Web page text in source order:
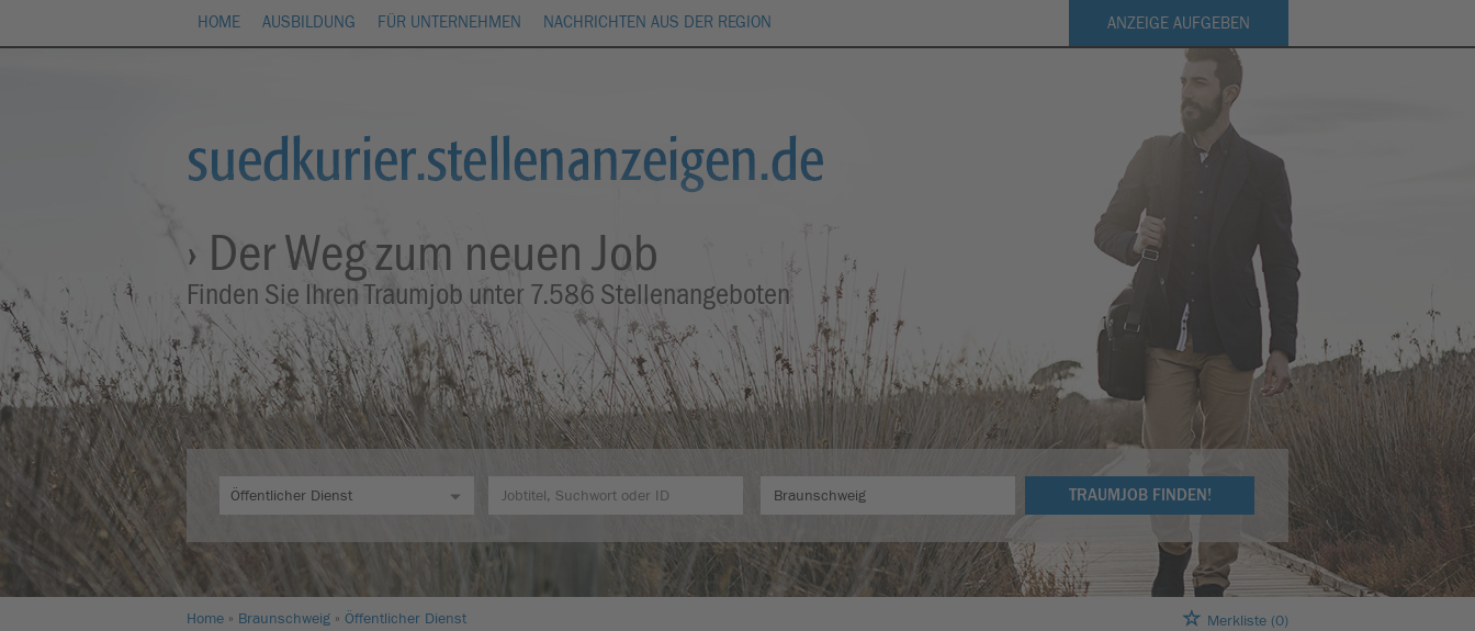
HOME AUSBILDUNG FÜR UNTERNEHMEN NACHRICHTEN AUS DER REGION ANZEIGE AUFGEBEN
› Der Weg zum neuen Job
Finden Sie Ihren Traumjob unter 7.586 Stellenangeboten
TRAUMJOB FINDEN!
Home Braunschweig Öffentlicher Dienst Merkliste (0)